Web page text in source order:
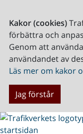
Kakor (cookies)
förbättra och
Genom att
användandet av
Läs mer om kakor
Jag förstår